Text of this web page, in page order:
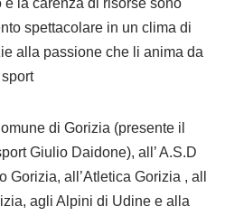
e la carenza di risorse sono
spettacolare in un clima di
alla passione che li anima da
di Gorizia (presente il
Giulio Daidone), all’ A.S.D
Gorizia, all’Atletica Gorizia , all
agli Alpini di Udine e alla